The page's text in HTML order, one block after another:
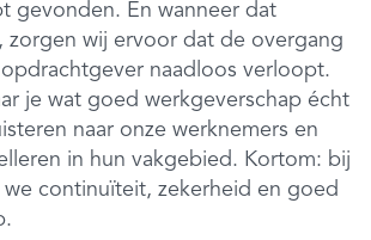
gevonden. En wanneer dat
zorgen wij ervoor dat de overgang
naadloos verloopt.
je wat goed werkgeverschap écht
naar onze werknemers en
in hun vakgebied. Kortom: bij
continuïteit, zekerheid en goed